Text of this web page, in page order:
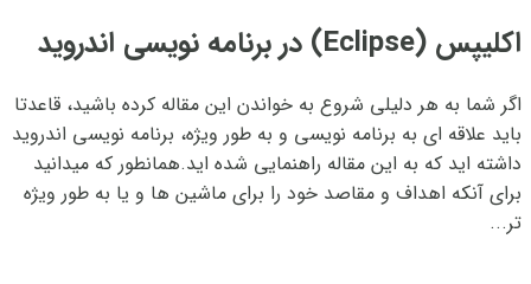
اکلیپس (Eclipse) در برنامه نویسی اندروید
اگر شما به هر دلیلی شروع به خواندن این مقاله کرده باشید، قاعدتا
باید علاقه ای به برنامه نویسی و به طور ویژه، برنامه نویسی اندروید
داشته اید که به این مقاله راهنمایی شده اید.همانطور که میدانید
برای آنکه اهداف و مقاصد خود را برای ماشین ها و یا به طور ویژه
تر...